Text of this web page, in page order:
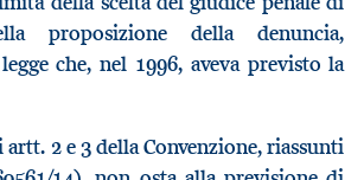
proposizione della denuncia,
che, nel 1996, aveva previsto la
2 e 3 della Convenzione, riassunti